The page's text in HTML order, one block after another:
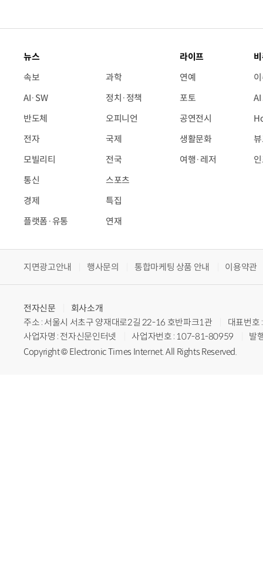
뉴스
속보
AI·SW
반도체
전자
모빌리티
통신
경제
플랫폼·유통
과학
정치·정책
오피니언
국제
전국
스포츠
특집
연재
라이프
연예
포토
공연전시
생활문화
여행·레저
지면광고안내 행사문의 통합마케팅 상품 안내 이용약관
전자신문
회사소개
주소 : 서울시 서초구 양재대로2길 22-16 호반파크1관
대표번
사업자명 : 전자신문인터넷
사업자번호 : 107-81-80959
발
Copyright © Electronic Times Internet. All Rights Reserved.